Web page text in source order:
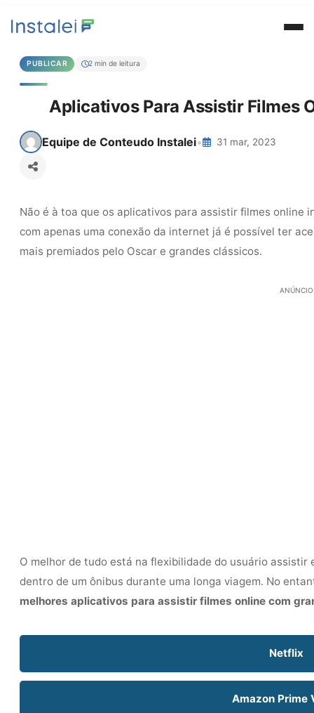
PUBLICAR 2 min de leitura
Aplicativos Para Assistir Filmes
Equipe de Conteudo Instalei• 31 mar, 2023
Não é à toa que os aplicativos para assistir filmes online
com apenas uma conexão da internet já é possível ter
mais premiados pelo Oscar e grandes clássicos.
O melhor de tudo está na flexibilidade do usuário assistir
dentro de um ônibus durante uma longa viagem. No
melhores aplicativos para assistir filmes online com
Netflix
Amazon Prime